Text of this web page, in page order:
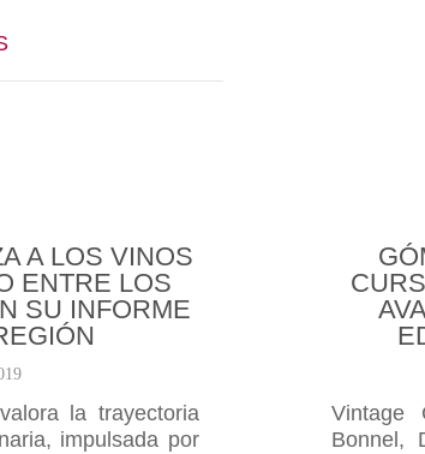
ABOUT JUAN ANTONIO LEZA:
A LOS VINOS
ENTRE LOS
SU INFORME
la trayectoria
impulsada por
Vintage
Bonnel,